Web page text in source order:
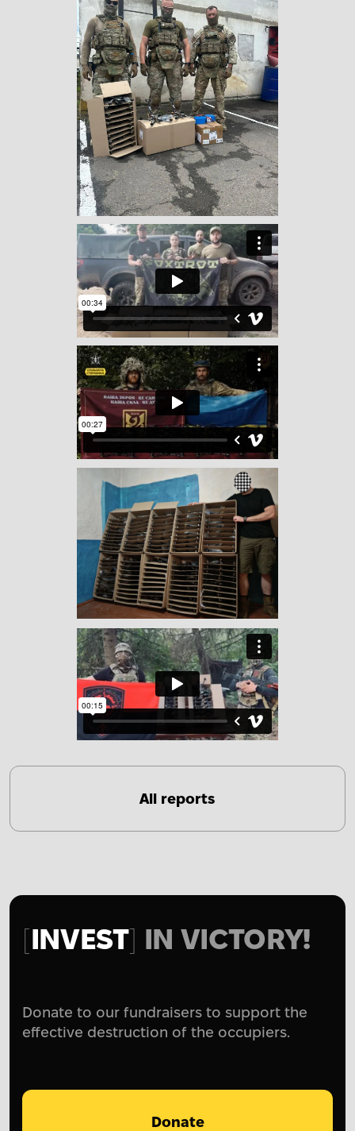
All reports
INVEST IN VICTORY!
Donate to our fundraisers to support the
effective destruction of the occupiers.
Donate